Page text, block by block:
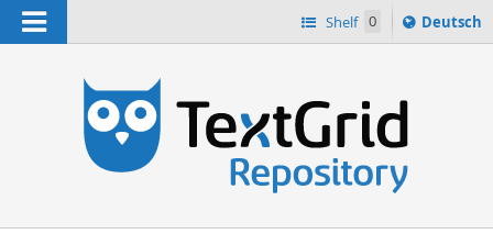
Navigation Shelf 0
Sprache
ï¿½ndern
Deutsch